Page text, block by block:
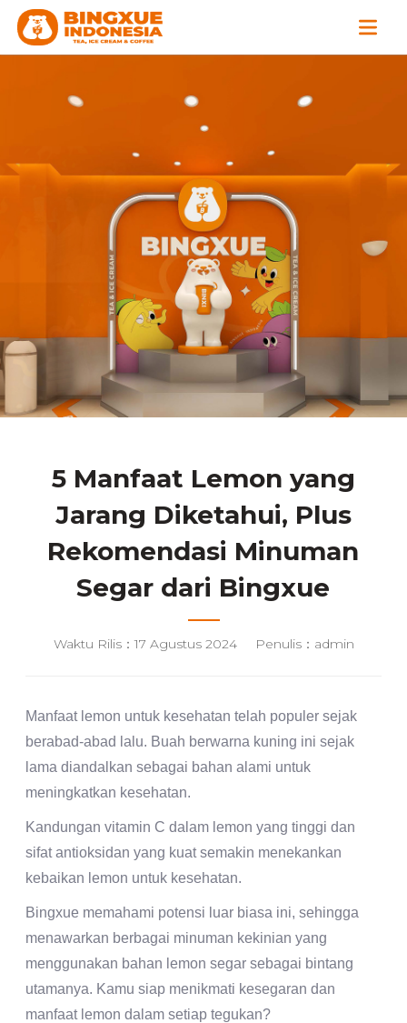
5 Manfaat Lemon yang
Jarang Diketahui, Plus
Rekomendasi Minuman
Segar dari Bingxue
Waktu Rilis：17 Agustus 2024 Penulis：admin
Manfaat lemon untuk kesehatan telah populer sejak
berabad-abad lalu. Buah berwarna kuning ini sejak
lama diandalkan sebagai bahan alami untuk
meningkatkan kesehatan.
Kandungan vitamin C dalam lemon yang tinggi dan
sifat antioksidan yang kuat semakin menekankan
kebaikan lemon untuk kesehatan.
Bingxue memahami potensi luar biasa ini, sehingga
menawarkan berbagai minuman kekinian yang
menggunakan bahan lemon segar sebagai bintang
utamanya. Kamu siap menikmati kesegaran dan
manfaat lemon dalam setiap tegukan?